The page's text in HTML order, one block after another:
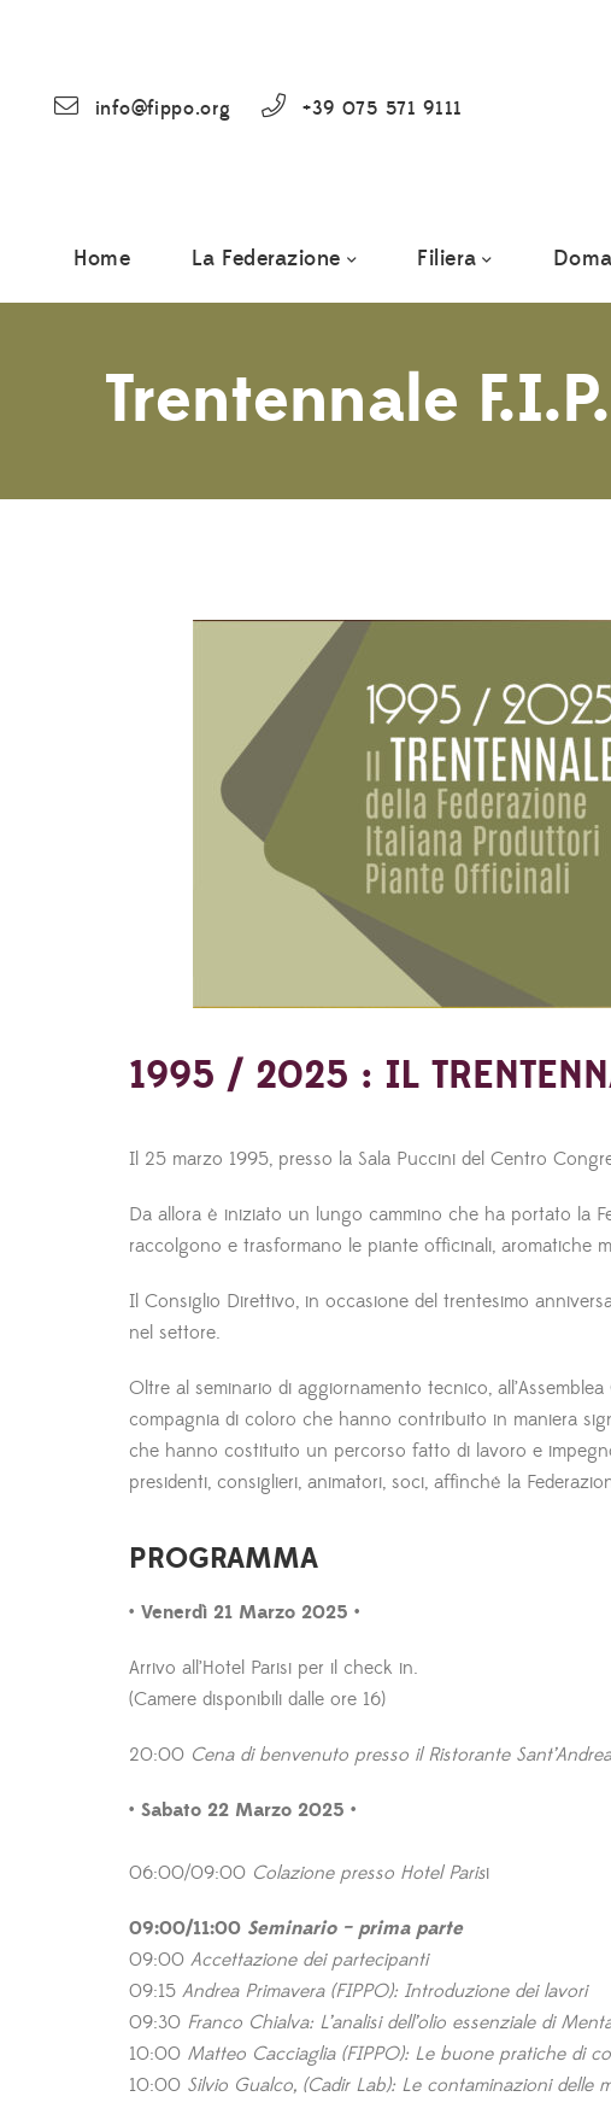
info@fippo.org +39 075 571 9111
Home La Federazione Filiera
Trentennale
1995 / 2025 : IL
Il 25 marzo 1995, presso la Sala Puccini del Centro
Da allora è iniziato un lungo cammino che ha portato la
raccolgono e trasformano le piante officinali, aromatiche
Il Consiglio Direttivo, in occasione del trentesimo
nel settore.
Oltre al seminario di aggiornamento tecnico,
compagnia di coloro che hanno contribuito in maniera
che hanno costituito un percorso fatto di lavoro e
presidenti, consiglieri, animatori, soci, affinché la
PROGRAMMA
• Venerdì 21 Marzo 2025 •
Arrivo all’Hotel Parisi per il check in.
(Camere disponibili dalle ore 16)
20:00 Cena di benvenuto presso il Ristorante Sant’Andrea
• Sabato 22 Marzo 2025 •
06:00/09:00 Colazione presso Hotel Parisi
09:00/11:00 Seminario – prima parte
09:00 Accettazione dei partecipanti
09:15 Andrea Primavera (FIPPO): Introduzione dei lavori
09:30 Franco Chialva: L’analisi dell’olio essenziale di
10:00 Matteo Cacciaglia (FIPPO): Le buone pratiche di
10:00 Silvio Gualco, (Cadir Lab): Le contaminazioni delle